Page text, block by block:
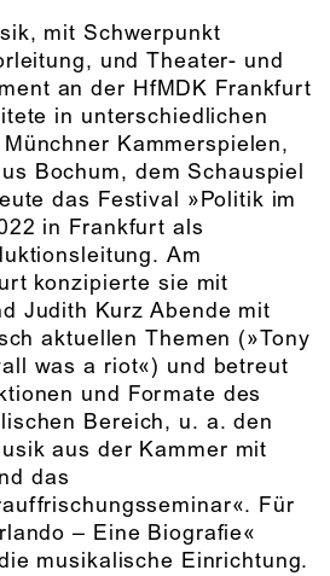
mit Schwerpunkt
und Theater- und
an der HfMDK Frankfurt
in unterschiedlichen
Kammerspielen,
Bochum, dem Schauspiel
das Festival »Politik im
in Frankfurt als
Am
konzipierte sie mit
Judith Kurz Abende mit
aktuellen Themen (»Tony
was a riot«) und betreut
und Formate des
Bereich, u. a. den
aus der Kammer mit
das
Für
– Eine Biografie«
musikalische Einrichtung.